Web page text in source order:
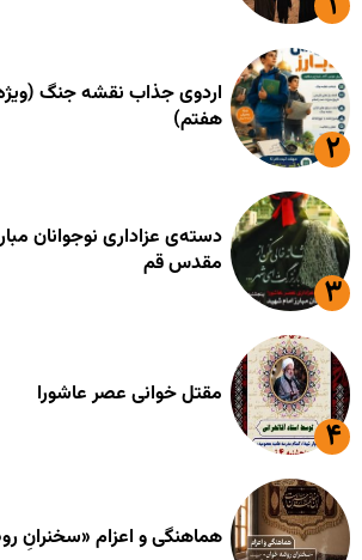
اردوی جذاب نقشه جنگ
هفتم)
دسته‌ی عزاداری نوجوانان
مقدس قم
مقتل خوانی عصر عاشورا
هماهنگی و اعزام «سخنرانِ